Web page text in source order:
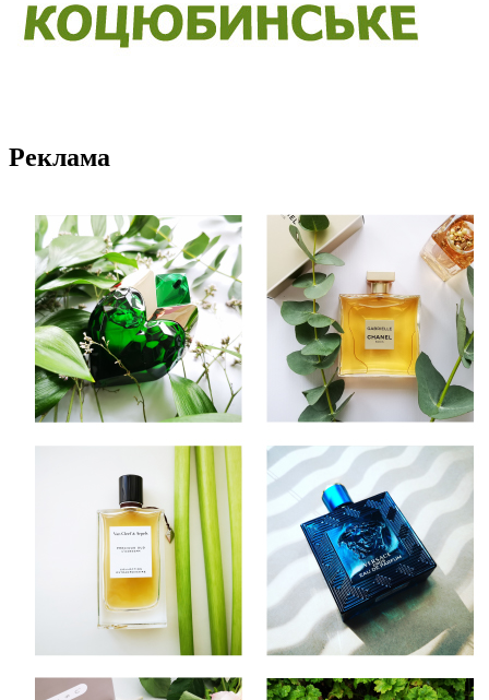
Реклама